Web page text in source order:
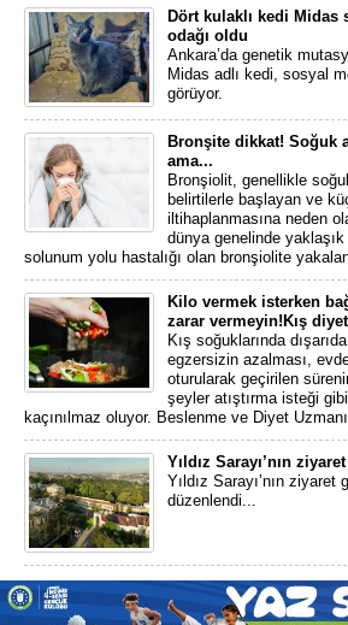
Dört kulaklı kedi Midas
odağı oldu
Ankara’da genetik
Midas adlı kedi, sosyal
görüyor.
Bronşite dikkat! Soğuk
ama...
Bronşiolit, genellikle
belirtilerle başlayan ve
iltihaplanmasına neden
dünya genelinde
solunum yolu hastalığı olan bronşiolite
Kilo vermek isterken
zarar vermeyin!Kış
Kış soğuklarında
egzersizin azalması,
oturularak geçirilen
şeyler atıştırma isteği
kaçınılmaz oluyor. Beslenme ve Diyet
Yıldız Sarayı’nın
Yıldız Sarayı’nın ziyaret
düzenlendi...